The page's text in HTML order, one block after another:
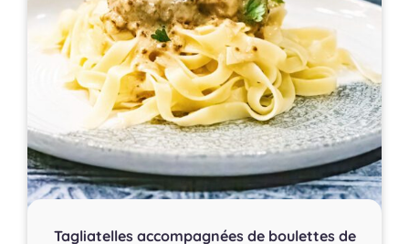
Tagliatelles accompagnées de boulettes de